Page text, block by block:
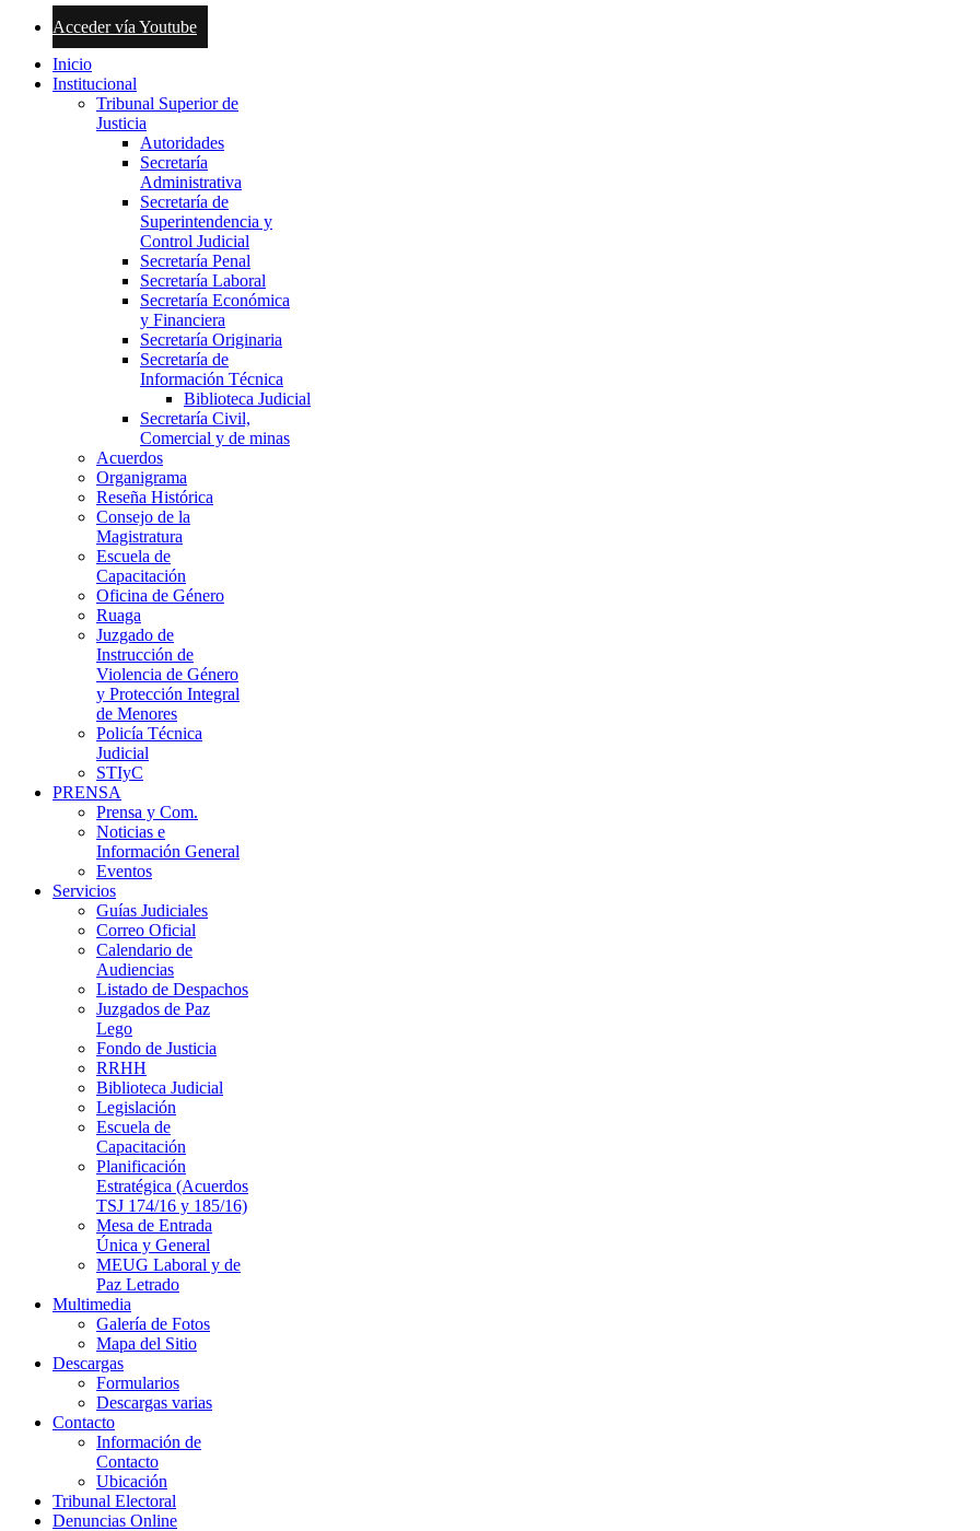
Acceder vía Youtube
Inicio
Institucional
Tribunal Superior de
Justicia
Autoridades
Secretaría
Administrativa
Secretaría de
Superintendencia y
Control Judicial
Secretaría Penal
Secretaría Laboral
Secretaría Económica
y Financiera
Secretaría Originaria
Secretaría de
Información Técnica
Biblioteca Judicial
Secretaría Civil,
Comercial y de minas
Acuerdos
Organigrama
Reseña Histórica
Consejo de la
Magistratura
Escuela de
Capacitación
Oficina de Género
Ruaga
Juzgado de
Instrucción de
Violencia de Género
y Protección Integral
de Menores
Policía Técnica
Judicial
STIyC
PRENSA
Prensa y Com.
Noticias e
Información General
Eventos
Servicios
Guías Judiciales
Correo Oficial
Calendario de
Audiencias
Listado de Despachos
Juzgados de Paz
Lego
Fondo de Justicia
RRHH
Biblioteca Judicial
Legislación
Escuela de
Capacitación
Planificación
Estratégica (Acuerdos
TSJ 174/16 y 185/16)
Mesa de Entrada
Única y General
MEUG Laboral y de
Paz Letrado
Multimedia
Galería de Fotos
Mapa del Sitio
Descargas
Formularios
Descargas varias
Contacto
Información de
Contacto
Ubicación
Tribunal Electoral
Denuncias Online